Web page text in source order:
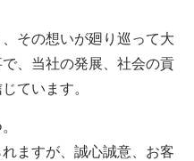
その想いが廻り巡って大
、当社の発展、社会の貢
ています。
ますが、誠心誠意、お客